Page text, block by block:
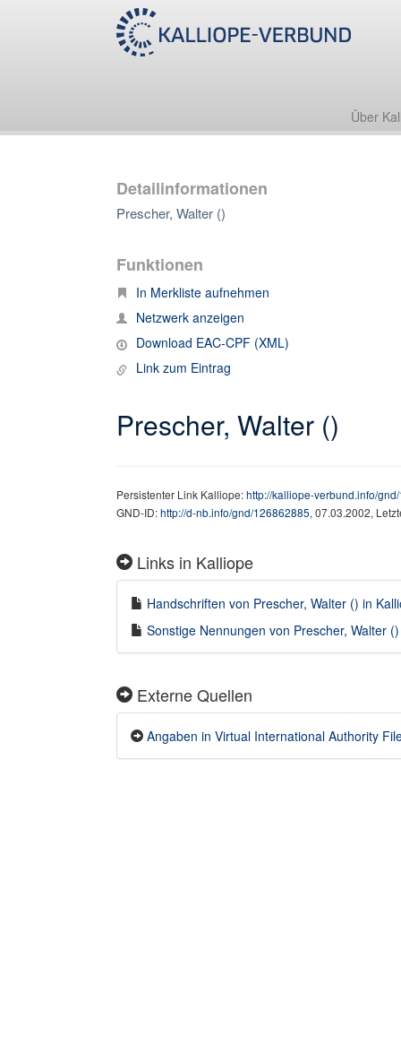
Über
Detailinformationen
Prescher, Walter ()
Funktionen
In Merkliste aufnehmen
Netzwerk anzeigen
Download EAC-CPF (XML)
Link zum Eintrag
Prescher, Walter ()
Persistenter Link Kalliope:http://kalliope-verbund.info/
GND-ID:http://d-nb.info/gnd/126862885, 07.03.2002,
Links in Kalliope
Handschriften von Prescher, Walter () in
Sonstige Nennungen von Prescher, Walter
Externe Quellen
Angaben in Virtual International Authority